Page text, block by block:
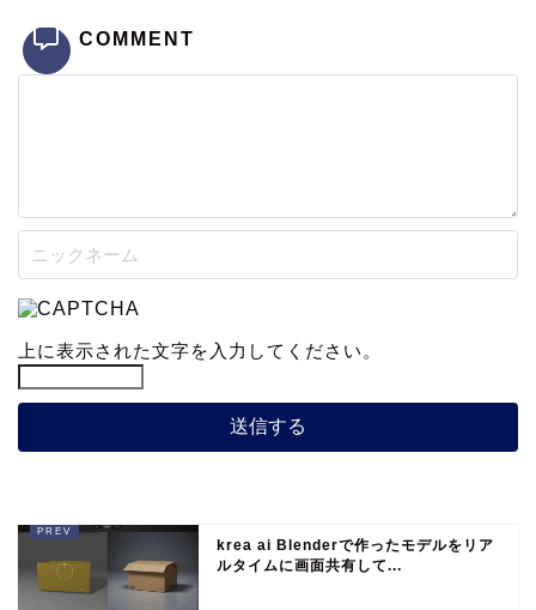
COMMENT
上に表示された文字を入力してください。
krea ai Blenderで作ったモデルをリア
ルタイムに画面共有して...